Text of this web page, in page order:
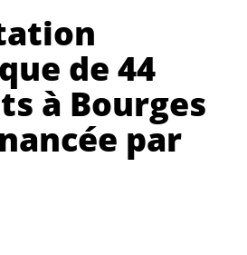
de 44
à Bourges
par